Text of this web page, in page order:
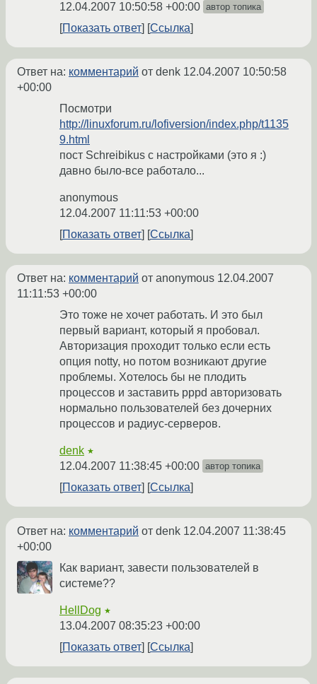
12.04.2007 10:50:58 +00:00 автор топика
Показать ответ Ссылка
Ответ на: комментарий от denk 12.04.2007 10:50:58
+00:00
Посмотри
http://linuxforum.ru/lofiversion/index.php/t1135
9.html
пост Schreibikus с настройками (это я :)
давно было-все работало...
anonymous
12.04.2007 11:11:53 +00:00
Показать ответ
Ссылка
Ответ на: комментарий от anonymous 12.04.2007
11:11:53 +00:00
Это тоже не хочет работать. И это был
первый вариант, который я пробовал.
Авторизация проходит только если есть
опция notty, но потом возникают другие
проблемы. Хотелось бы не плодить
процессов и заставить pppd авторизовать
нормально пользователей без дочерних
процессов и радиус-серверов.
denk ★
12.04.2007 11:38:45 +00:00 автор топика
Показать ответ Ссылка
Ответ на: комментарий от denk 12.04.2007 11:38:45
+00:00
Как вариант, завести пользователей в
системе??
HellDog ★
13.04.2007 08:35:23 +00:00
Показать ответ
Ссылка